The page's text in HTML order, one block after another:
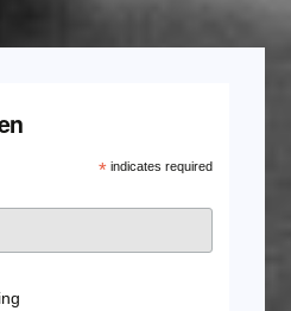
* indicates required